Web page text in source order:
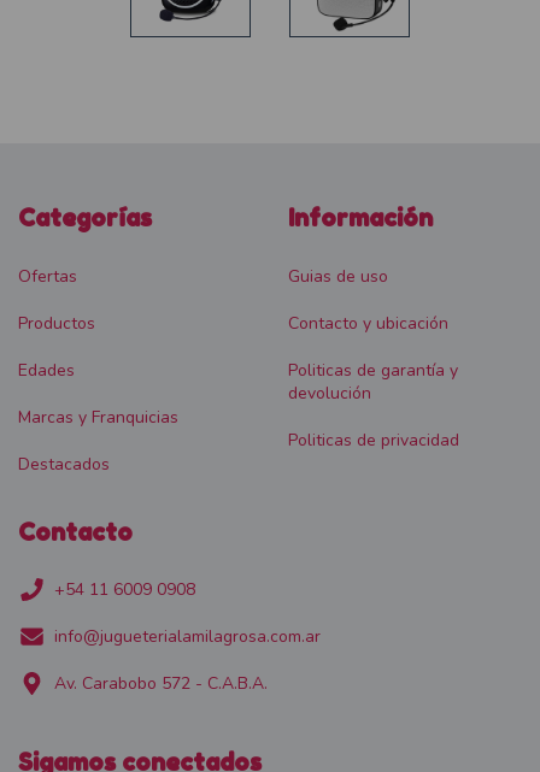
Categorías
Ofertas
Productos
Edades
Marcas y Franquicias
Destacados
Información
Guias de uso
Contacto y ubicación
Politicas de garantía y
devolución
Politicas de privacidad
Contacto
+54 11 6009 0908
info@jugueterialamilagrosa.com.ar
Av. Carabobo 572 - C.A.B.A.
Sigamos conectados